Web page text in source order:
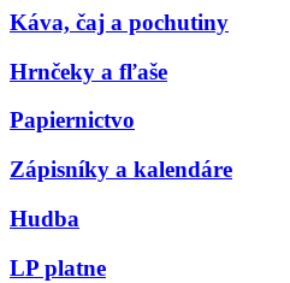
Káva, čaj a pochutiny
Hrnčeky a fľaše
Papiernictvo
Zápisníky a kalendáre
Hudba
LP platne